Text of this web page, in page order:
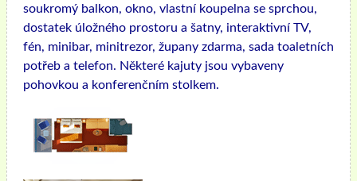
soukromý balkon, okno, vlastní koupelna se sprchou,
dostatek úložného prostoru a šatny, interaktivní TV,
fén, minibar, minitrezor, župany zdarma, sada toaletních
potřeb a telefon. Některé kajuty jsou vybaveny
pohovkou a konferenčním stolkem.